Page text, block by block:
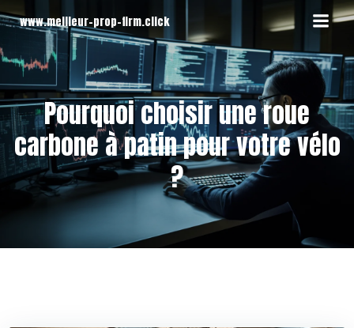
contenu
www.meilleur-prop-firm.click
Pourquoi choisir une roue
carbone à patin pour votre vélo
?